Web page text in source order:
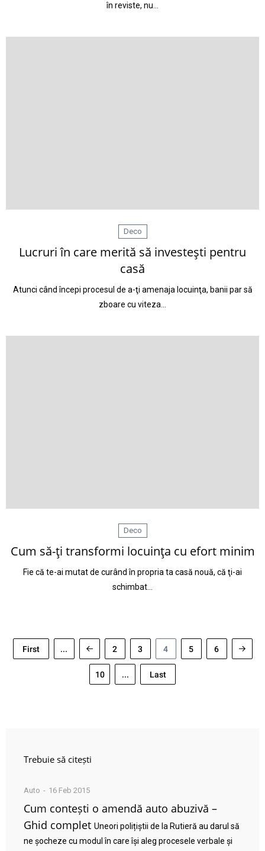
în reviste, nu…
Deco
Lucruri în care merită să investeşti pentru
casă
Atunci când începi procesul de a-ţi amenaja locuinţa, banii par să
zboare cu viteza…
Deco
Cum să-ţi transformi locuinţa cu efort minim
Fie că te-ai mutat de curând în propria ta casă nouă, că ţi-ai
schimbat…
First ... 2 3 4 5 6
10 ... Last
Trebuie să citești
Auto 16 Feb 2015
Cum contești o amendă auto abuzivă –
Ghid complet Uneori polițiștii de la Rutieră au darul să
ne șocheze cu modul în care își aleg procesele verbale și